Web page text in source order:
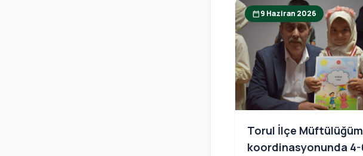
calendar_today9 Haziran 2026
Torul İlçe
koordinasyonunda 4-